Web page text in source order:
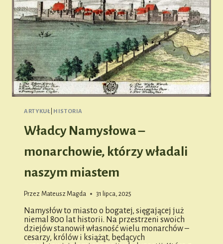
ARTYKUŁ HISTORIA
Władcy Namysłowa –
monarchowie, którzy władali
naszym miastem
Przez Mateusz Magda 31 lipca, 2025
Namysłów to miasto o bogatej, sięgającej już
niemal 800 lat historii. Na przestrzeni swoich
dziejów stanowił własność wielu monarchów –
cesarzy, królów i książąt, będących